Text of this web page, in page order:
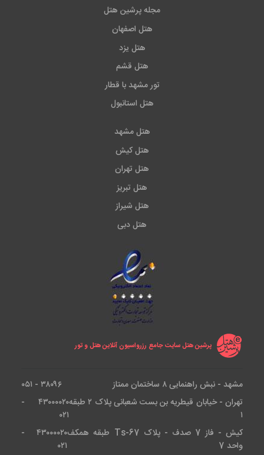
مجله پرشین هتل
هتل اصفهان
هتل یزد
هتل قشم
تور مشهد با قطار
هتل استانبول
هتل مشهد
هتل کیش
هتل تهران
هتل تبریز
هتل شیراز
هتل دبی
پرشین هتل سایت جامع رزرواسیون آنلاین هتل و تور
مشهد - نبش راهنمایی ۸ ساختمان ممتاز
۳۸۰۹۶ - ۰۵۱
تهران - خیابان قیطریه بن بست شعبانی پلاک ۲ طبقه
۱
۴۳۰۰۰۰۲۰ -
۰۲۱
کیش - فاز 7 صدف - پلاک Ts-67 طبقه همکف
واحد 7
۴۳۰۰۰۰۲۰ -
۰۲۱